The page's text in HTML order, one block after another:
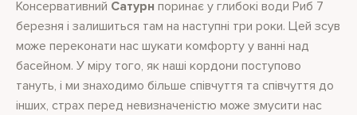
Консервативний Сатурн поринає у глибокі води Риб 7
березня і залишиться там на наступні три роки. Цей зсув
може переконати нас шукати комфорту у ванні над
басейном. У міру того, як наші кордони поступово
тануть, і ми знаходимо більше співчуття та співчуття до
інших, страх перед невизначеністю може змусити нас